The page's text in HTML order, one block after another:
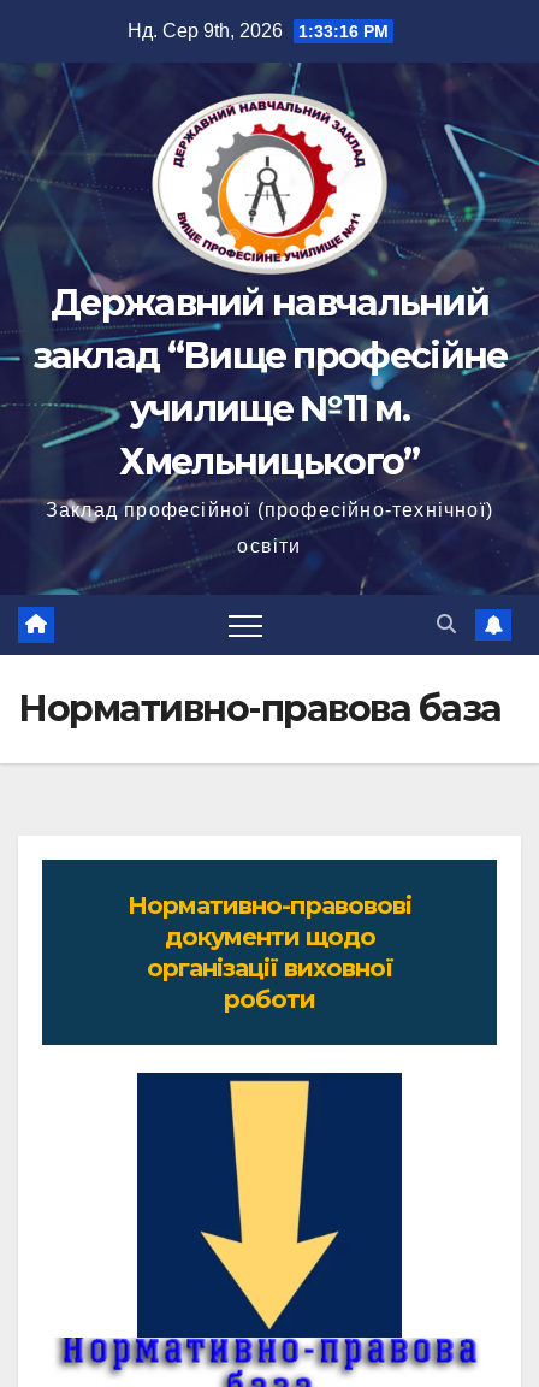
Нд. Сер 9th, 2026 1:33:16 PM
Державний навчальний
заклад “Вище професійне
училище №11 м.
Хмельницького”
Заклад професійної (професійно-технічної)
освіти
Нормативно-правова база
Нормативно-правовові
документи щодо
організації виховної
роботи